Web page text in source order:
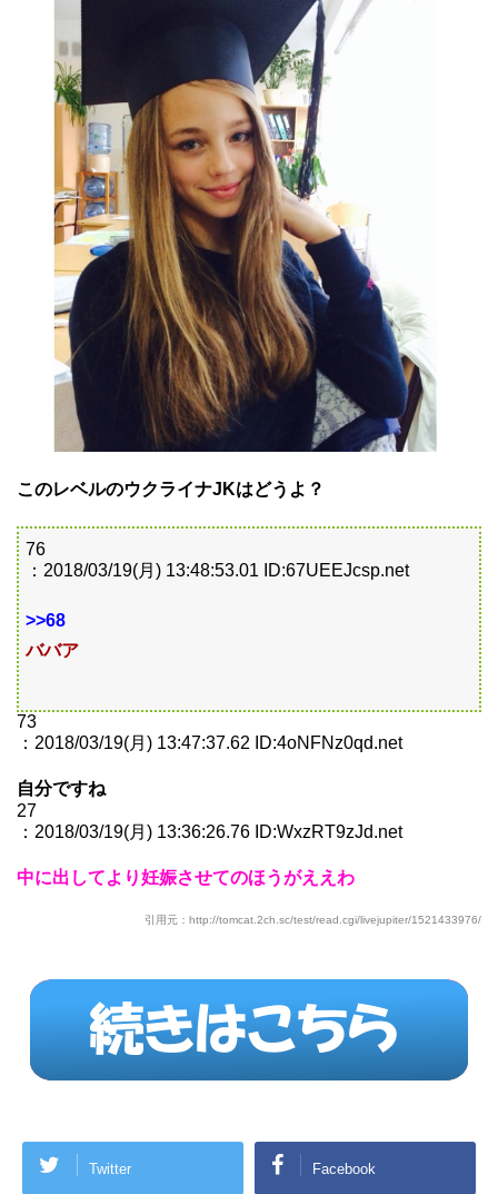
このレベルのウクライナJKはどうよ？
76
：2018/03/19(月) 13:48:53.01 ID:67UEEJcsp.net
>>68
ババア
73
：2018/03/19(月) 13:47:37.62 ID:4oNFNz0qd.net
自分ですね
27
：2018/03/19(月) 13:36:26.76 ID:WxzRT9zJd.net
中に出してより妊娠させてのほうがええわ
引用元：http://tomcat.2ch.sc/test/read.cgi/livejupiter/1521433976/
Twitter Facebook